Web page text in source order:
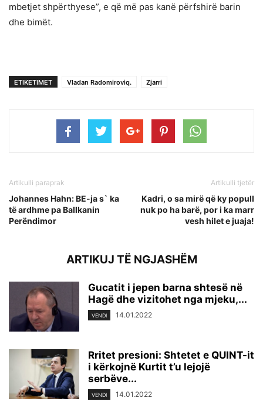
mbetjet shpërthyese”, e që më pas kanë përfshirë barin
dhe bimët.
ETIKETIMET Vladan Radomiroviq. Zjarri
Artikulli paraprak
Johannes Hahn: BE-ja s` ka
të ardhme pa Ballkanin
Perëndimor
Artikulli tjetër
Kadri, o sa mirë që ky popull
nuk po ha barë, por i ka marr
vesh hilet e juaja!
ARTIKUJ TË NGJASHËM
Gucatit i jepen barna shtesë në
Hagë dhe vizitohet nga mjeku,...
VENDI 14.01.2022
Rritet presioni: Shtetet e QUINT-it
i kërkojnë Kurtit t’u lejojë
serbëve...
VENDI 14.01.2022